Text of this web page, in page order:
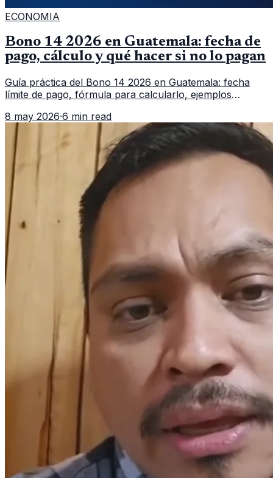
ECONOMIA
Bono 14 2026 en Guatemala: fecha de
pago, cálculo y qué hacer si no lo pagan
Guía práctica del Bono 14 2026 en Guatemala: fecha
límite de pago, fórmula para calcularlo, ejemplos
8 may 2026·6 min read